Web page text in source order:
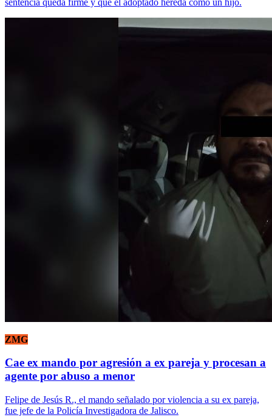
ZMG
Cae ex mando por agresión a ex pareja y procesan a
agente por abuso a menor
Felipe de Jesús R., el mando señalado por violencia a su ex pareja,
fue jefe de la Policía Investigadora de Jalisco.